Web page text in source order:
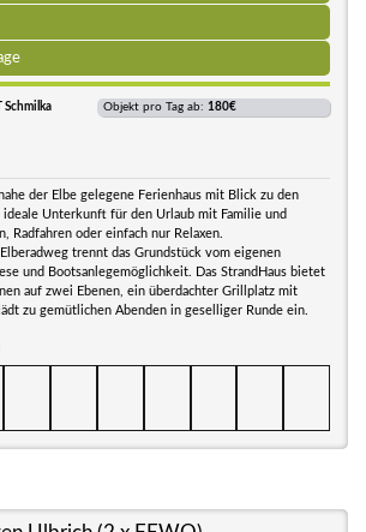
Schmilka
Objekt pro Tag ab: 180€
der Elbe gelegene Ferienhaus mit Blick zu den
ideale Unterkunft für den Urlaub mit Familie und
Radfahren oder einfach nur Relaxen.
trennt das Grundstück vom eigenen
und Bootsanlegemöglichkeit. Das StrandHaus bietet
auf zwei Ebenen, ein überdachter Grillplatz mit
zu gemütlichen Abenden in geselliger Runde ein.